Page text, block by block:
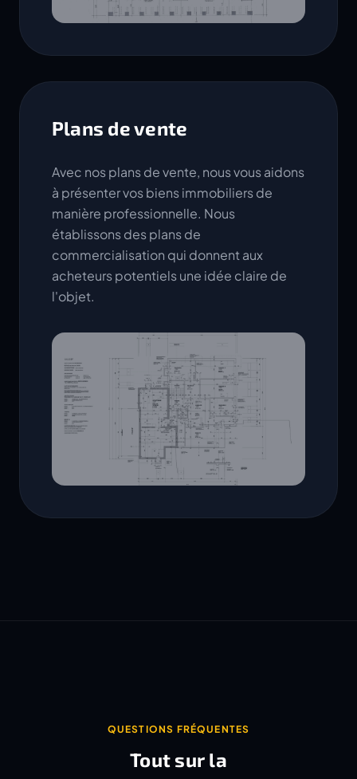
Plans de vente
Avec nos plans de vente, nous vous aidons
à présenter vos biens immobiliers de
manière professionnelle. Nous
établissons des plans de
commercialisation qui donnent aux
acheteurs potentiels une idée claire de
l'objet.
QUESTIONS FRÉQUENTES
Tout sur la